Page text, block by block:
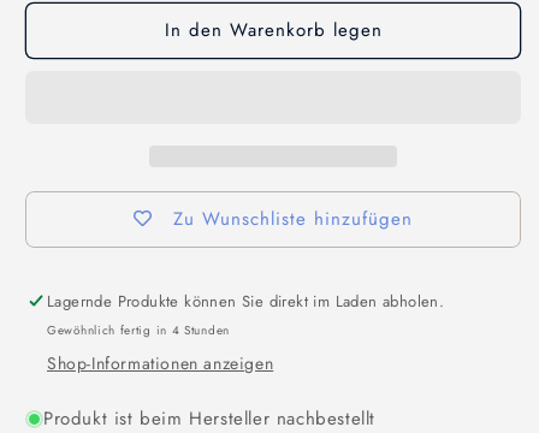
In den Warenkorb legen
Zu Wunschliste hinzufügen
Lagernde Produkte können Sie direkt im Laden abholen.
Gewöhnlich fertig in 4 Stunden
Shop-Informationen anzeigen
Produkt ist beim Hersteller nachbestellt